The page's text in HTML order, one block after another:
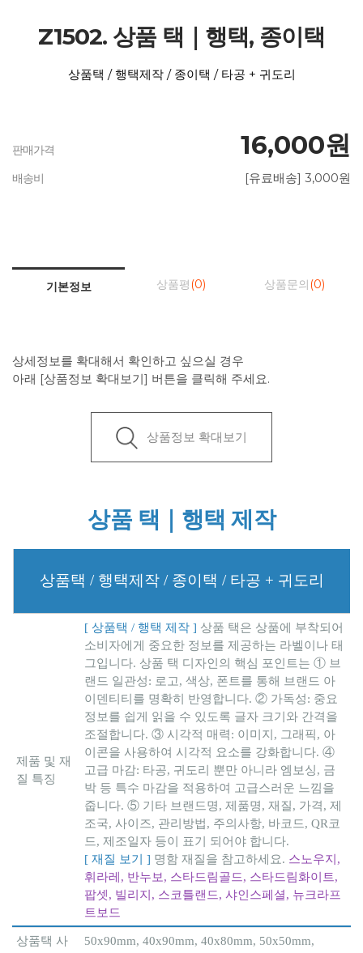
Z1502. 상품 택｜행택, 종이택
상품택 / 행택제작 / 종이택 / 타공 + 귀도리
판매가격 16,000원
배송비 [유료배송] 3,000원
기본정보 상품평 (0) 상품문의 (0)
상세정보를 확대해서 확인하고 싶으실 경우
아래 [상품정보 확대보기] 버튼을 클릭해 주세요.
상품정보 확대보기
상품 택｜행택 제작
상품택 / 행택제작 / 종이택 / 타공 + 귀도리
제품 및 재
질 특징
[ 상품택 / 행택 제작 ] 상품 택은 상품에 부착되어
소비자에게 중요한 정보를 제공하는 라벨이나 태
그입니다. 상품 택 디자인의 핵심 포인트는 ① 브
랜드 일관성: 로고, 색상, 폰트를 통해 브랜드 아
이덴티티를 명확히 반영합니다. ② 가독성: 중요
정보를 쉽게 읽을 수 있도록 글자 크기와 간격을
조절합니다. ③ 시각적 매력: 이미지, 그래픽, 아
이콘을 사용하여 시각적 요소를 강화합니다. ④
고급 마감: 타공, 귀도리 뿐만 아니라 엠보싱, 금
박 등 특수 마감을 적용하여 고급스러운 느낌을
줍니다. ⑤ 기타 브랜드명, 제품명, 재질, 가격, 제
조국, 사이즈, 관리방법, 주의사항, 바코드, QR코
드, 제조일자 등이 표기 되어야 합니다.
[ 재질 보기 ] 명함 재질을 참고하세요. 스노우지 ,
휘라레 , 반누보, 스타드림골드, 스타드림화이트,
팝셋, 빌리지 , 스코틀랜드, 샤인스페셜, 뉴크라프
트보드
상품택 사
50x90mm, 40x90mm, 40x80mm, 50x50mm,